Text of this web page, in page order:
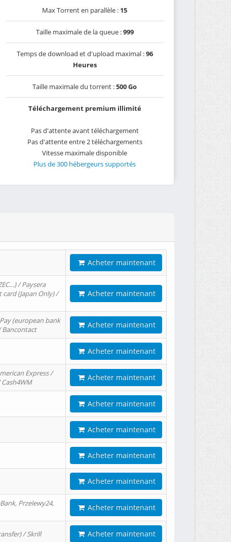
Max Torrent en parallèle : 15
Taille maximale de la queue :999
Temps de download et d'upload maximal :96
Heures
Taille maximale du torrent :500 Go
Téléchargement premium illimité
Pas d'attente avant téléchargement
Pas d'attente entre 2 téléchargements
Vitesse maximale disponible
Plus de 300 hébergeurs supportés
Acheter maintenant
/ Paysera
(Japan Only) /
Acheter maintenant
(european bank
Bancontact
Acheter maintenant
Acheter maintenant
Express /
Acheter maintenant
Acheter maintenant
Acheter maintenant
Acheter maintenant
Acheter maintenant
Przelewy24,
Acheter maintenant
/ Skrill Acheter maintenant